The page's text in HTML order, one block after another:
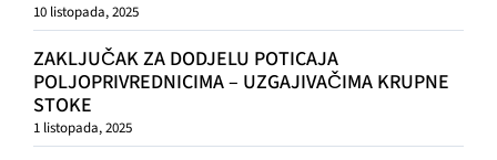
10 listopada, 2025
ZAKLJUČAK ZA DODJELU POTICAJA
POLJOPRIVREDNICIMA – UZGAJIVAČIMA KRUPNE
STOKE
1 listopada, 2025